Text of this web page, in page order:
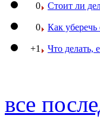
0 Стоит ли
0 Как уберечь
+1 Что делать,
все